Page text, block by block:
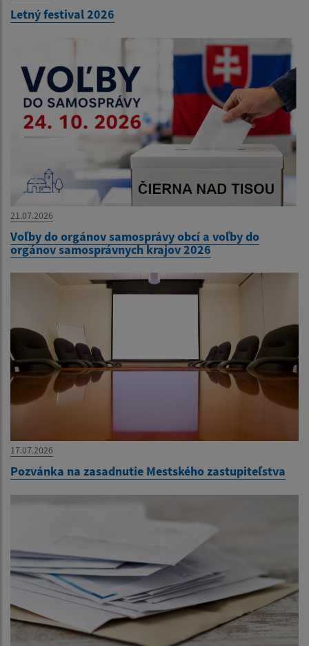
Letný festival 2026
21.07.2026
Voľby do orgánov samosprávy obcí a voľby do
orgánov samosprávnych krajov 2026
17.07.2026
Pozvánka na zasadnutie Mestského zastupiteľstva